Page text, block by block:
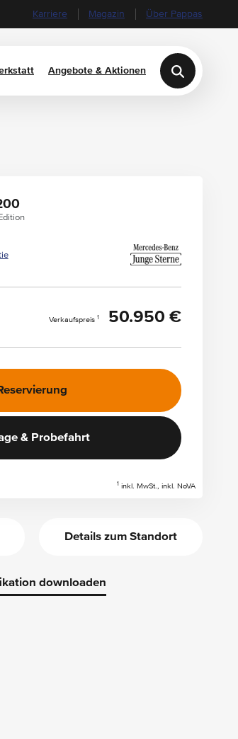
Karriere Magazin Über Pappas
Angebote & Aktionen
Verkaufspreis 1 50.950 €
& Probefahrt
1 inkl. MwSt., inkl. NoVA
Details zum Standort
downloaden